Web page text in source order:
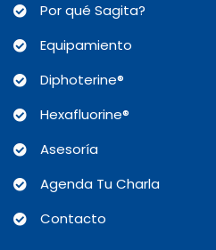
Por qué Sagita?
Equipamiento
Diphoterine®
Hexafluorine®
Asesoría
Agenda Tu Charla
Contacto